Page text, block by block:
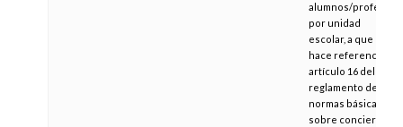
alumnos/profesor
por unidad
escolar, a que
hace referencia el
artículo 16 del
reglamento de
normas básicas
sobre conciertos